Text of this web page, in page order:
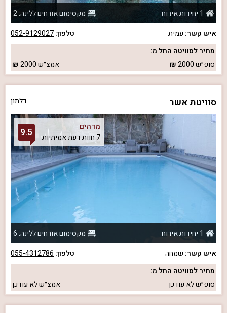
1 יחידות אירוח
מקסימום אורחים ללינה: 2
איש קשר: עמית טלפון:052-9129027
מחיר לסוויטה החל מ:
סופ״ש2000 אמצ״ש2000
סוויטת אשר דלתון
מדהים
7 חוות דעת אמיתיות
9.5
1 יחידות אירוח
מקסימום אורחים ללינה: 6
איש קשר: שמחה טלפון: 055-4312786
מחיר לסוויטה החל מ:
סופ״שלא עודכן אמצ״שלא עודכן